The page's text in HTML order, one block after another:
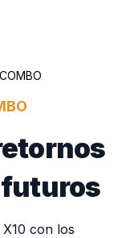
futuros
con los